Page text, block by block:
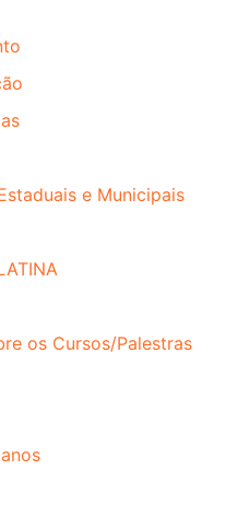
e Municipais
os Cursos/Palestras